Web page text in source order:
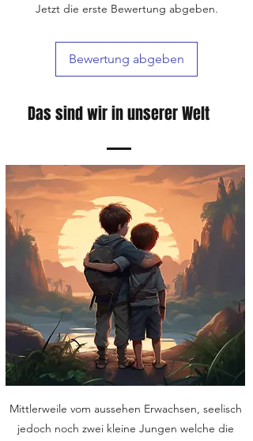
Jetzt die erste Bewertung abgeben.
Bewertung abgeben
Das sind wir in unserer Welt
Mittlerweile vom aussehen Erwachsen, seelisch
jedoch noch zwei kleine Jungen welche die